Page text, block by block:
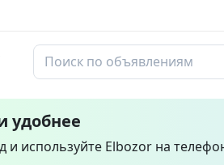
удобнее
и используйте Elbozor на